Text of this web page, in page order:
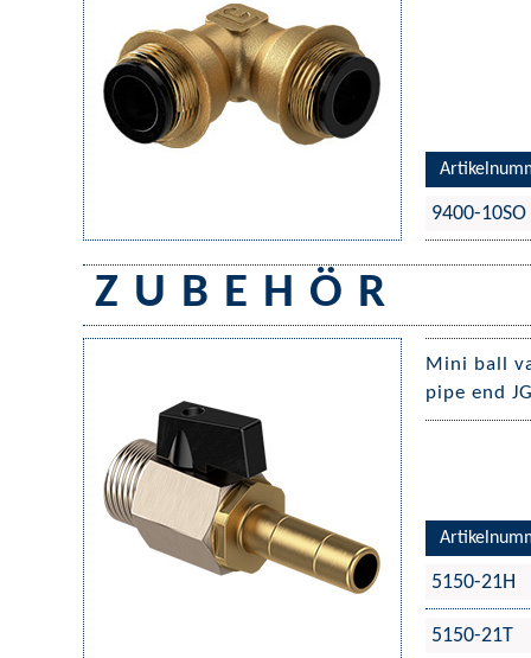
9400-10SO
Z U B E H Ö R
Mini ball
pipe end
5150-21H
5150-21T